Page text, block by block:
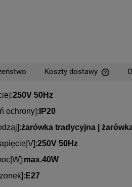
Koszty dostawy
250V 50Hz
ochrony]: IP20
żarówka tradycyjna |
250V 50Hz
max.40W
E27